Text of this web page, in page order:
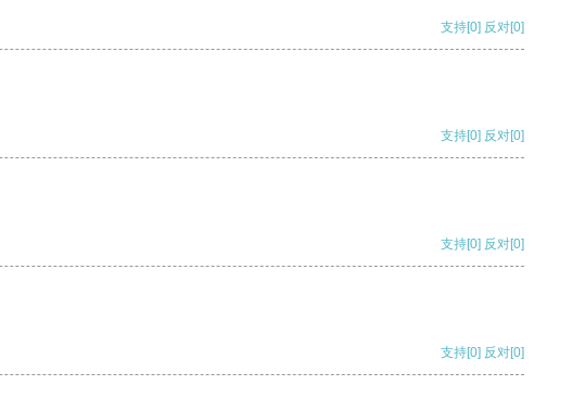
支持[0] 反对[0]
支持[0] 反对[0]
支持[0] 反对[0]
支持[0] 反对[0]